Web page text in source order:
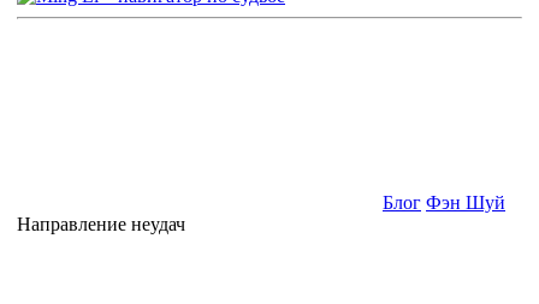
Блог Фэн Шуй
Направление неудач